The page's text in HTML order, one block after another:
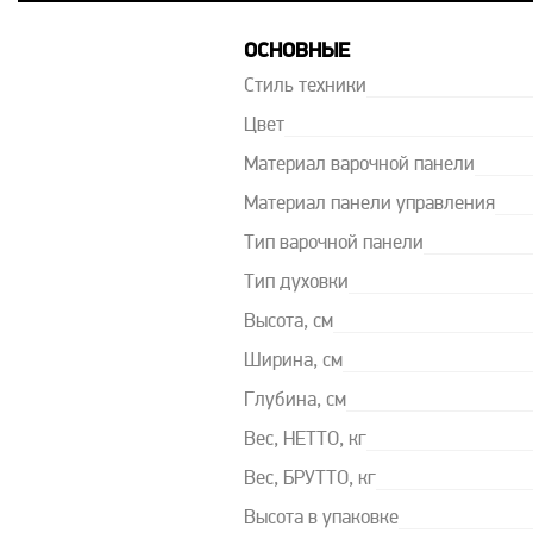
ОСНОВНЫЕ
Стиль техники
Цвет
Материал варочной панели
Материал панели управления
Тип варочной панели
Тип духовки
Высота, см
Ширина, см
Глубина, см
Вес, НЕТТО, кг
Вес, БРУТТО, кг
Высота в упаковке